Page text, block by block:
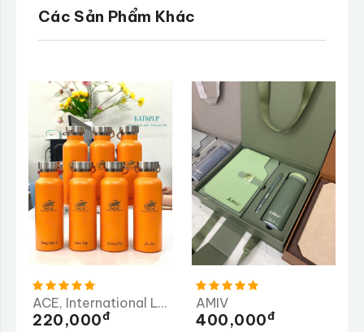
Các Sản Phẩm Khác
ACE, International Logistics
220,000Đ
AMIV
400,000Đ